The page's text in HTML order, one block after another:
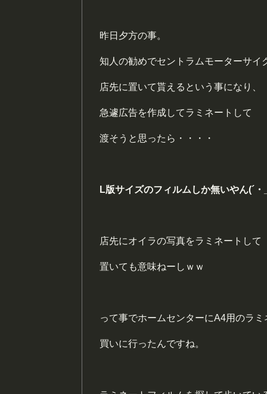
昨日夕方の事。
知人の勧めでセントラムモーターサイ
店先に置いて貰えるという事になり、
急遽広告を作成してラミネートして
渡そうと思ったら・・・・
L版サイズのフィルムしか無いやん(´・
店先にオイラの写真をラミネートして
置いても意味ねーしｗｗ
って事でホームセンターにA4用のラ
買いに行ったんですね。